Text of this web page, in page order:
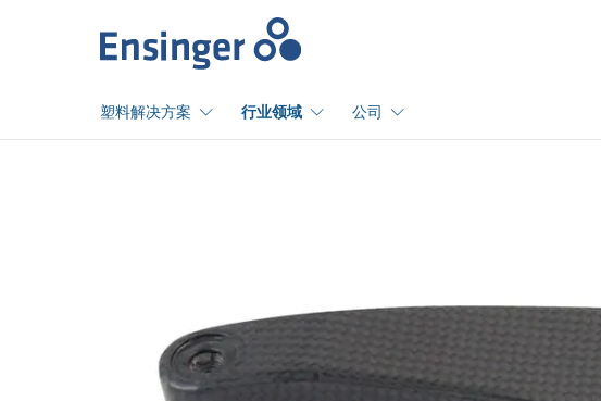
页
塑料解决方案 行业领域 公司